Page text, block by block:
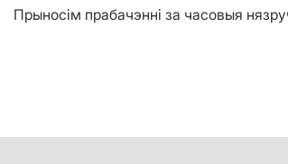
Прыносім прабачэнні за часовыя